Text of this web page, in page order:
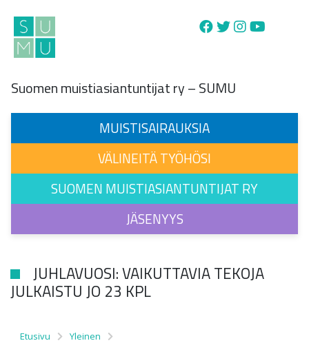
Main Navigation
Suomen muistiasiantuntijat ry – SUMU
MUISTISAIRAUKSIA
VÄLINEITÄ TYÖHÖSI
SUOMEN MUISTIASIANTUNTIJAT RY
JÄSENYYS
JUHLAVUOSI: VAIKUTTAVIA TEKOJA
JULKAISTU JO 23 KPL
Etusivu
Yleinen